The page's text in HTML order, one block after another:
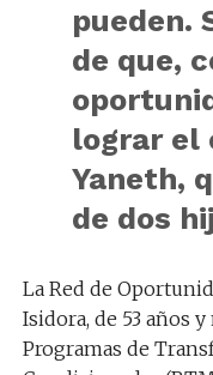
pueden.
de que,
lograr el
Yaneth,
de dos
La Red de
Isidora, de 53 años
Programas de